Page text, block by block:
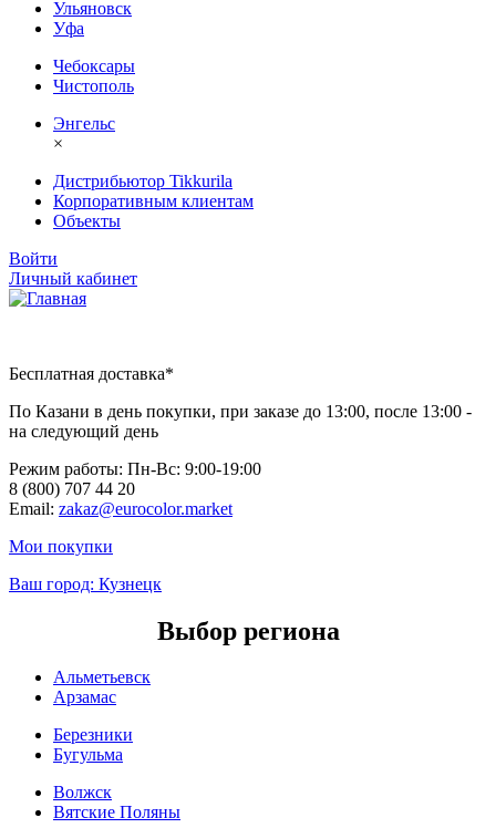
Ульяновск
Уфа
Чебоксары
Чистополь
Энгельс
×
Дистрибьютор Tikkurila
Корпоративным клиентам
Объекты
Войти
Личный кабинет
Бесплатная доставка*
По Казани в день покупки, при заказе до 13:00, после 13:00 -
на следующий день
Режим работы: Пн-Вc: 9:00-19:00
8 (800) 707 44 20
Email: zakaz@eurocolor.market
Мои покупки
Ваш город: Кузнецк
Выбор региона
Альметьевск
Арзамас
Березники
Бугульма
Волжск
Вятские Поляны